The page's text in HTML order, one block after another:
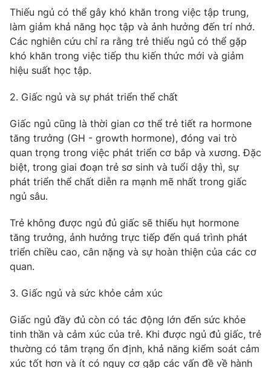
Thị trường
Tư vấn
Lịch phát sóng
Chuyên mục khác
Photo Infographic
Video Shorts video
VTV Money VTV Thể thao
VTV Sức khoẻ Bất động sản
Thị trường 24h Tấm lòng Việt
VTV4 Vươn mình bằng AI
VTV9 VTV8
Liên hệ tòa soạn English
Thiếu ngủ có thể gây khó khăn trong việc tập trung,
làm giảm khả năng học tập và ảnh hưởng đến trí nhớ.
Các nghiên cứu chỉ ra rằng trẻ thiếu ngủ có thể gặp
khó khăn trong việc tiếp thu kiến thức mới và giảm
hiệu suất học tập.
2. Giấc ngủ và sự phát triển thể chất
Giấc ngủ cũng là thời gian cơ thể trẻ tiết ra hormone
tăng trưởng (GH - growth hormone), đóng vai trò
quan trọng trong việc phát triển cơ bắp và xương. Đặc
biệt, trong giai đoạn trẻ sơ sinh và tuổi dậy thì, sự
phát triển thể chất diễn ra mạnh mẽ nhất trong giấc
ngủ sâu.
Trẻ không được ngủ đủ giấc sẽ thiếu hụt hormone
tăng trưởng, ảnh hưởng trực tiếp đến quá trình phát
triển chiều cao, cân nặng và sự hoàn thiện của các cơ
quan.
3. Giấc ngủ và sức khỏe cảm xúc
Giấc ngủ đầy đủ còn có tác động lớn đến sức khỏe
tinh thần và cảm xúc của trẻ. Khi được ngủ đủ giấc, trẻ
thường có tâm trạng ổn định, khả năng kiểm soát cảm
xúc tốt hơn và ít có nguy cơ gặp các vấn đề về hành